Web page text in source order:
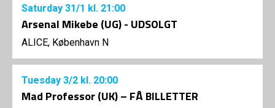
Saturday 31/1 kl. 21:00
Arsenal Mikebe (UG) - UDSOLGT
ALICE, København N
Tuesday 3/2 kl. 20:00
Mad Professor (UK) – FÅ BILLETTER